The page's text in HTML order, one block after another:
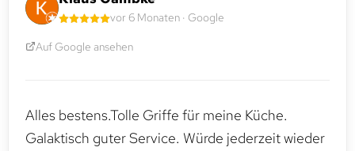
vor 6 Monaten · Google
Auf Google ansehen
Alles bestens.Tolle Griffe für meine Küche.
Galaktisch guter Service. Würde jederzeit wieder